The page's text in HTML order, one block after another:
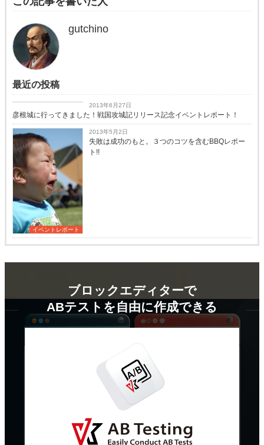
gutchino
最近の投稿
2013年6月27日
彦根城に行ってきました！戦国攻城記リリース記念イベントレポート！
イベントレポート
2013年5月2日
失敗は成功のもと。３つのコツを含むBBQレポー
ト!!
ブロックエディターで
ABテストを自由に作成できる